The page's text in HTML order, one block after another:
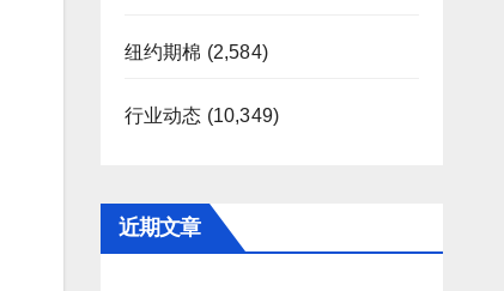
纽约期棉 (2,584)
行业动态 (10,349)
近期文章